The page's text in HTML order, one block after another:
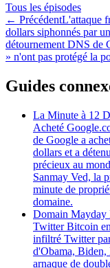
Tous les épisodes
← PrécédentL'attaque
dollars siphonnés par
détournement DNS de
» n'ont pas protégé la
Guides
La Minute à 12
Acheté
de Google a
dollars et a
précieux au
Sanmay Ved, la
minute de
domaine.
Domain Mayday
Twitter Bitcoin
infiltré Twitter
d'Obama, Biden,
arnaque de